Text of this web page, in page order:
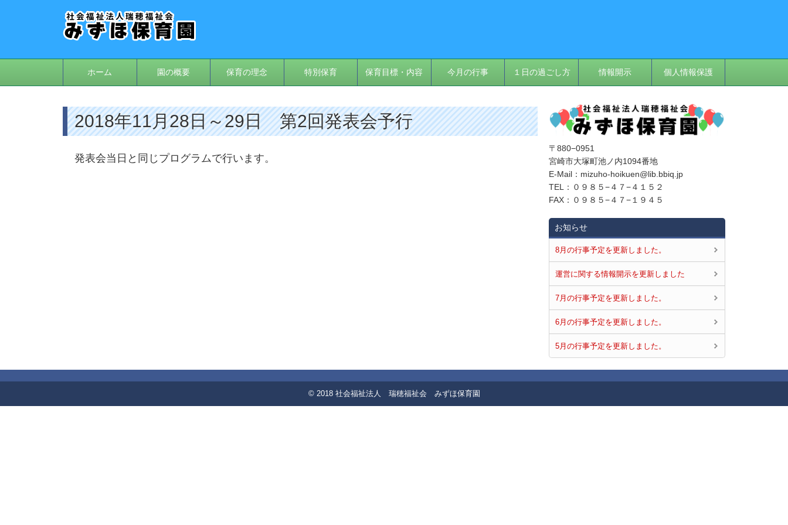
ホーム 園の概要 保育の理念 特別保育 保育目標・内容 今月の行事 １日の過ごし方 情報開示 個人情報保護
2018年11月28日～29日 第2回発表会予行
発表会当日と同じプログラムで行います。
〒880−0951
宮崎市大塚町池ノ内1094番地
E‐Mail：mizuho-hoikuen@lib.bbiq.jp
TEL：０９８５−４７−４１５２
FAX：０９８５−４７−１９４５
お知らせ
8月の行事予定を更新しました。
運営に関する情報開示を更新しました
7月の行事予定を更新しました。
6月の行事予定を更新しました。
5月の行事予定を更新しました。
© 2018 社会福祉法人 瑞穂福祉会 みずほ保育園